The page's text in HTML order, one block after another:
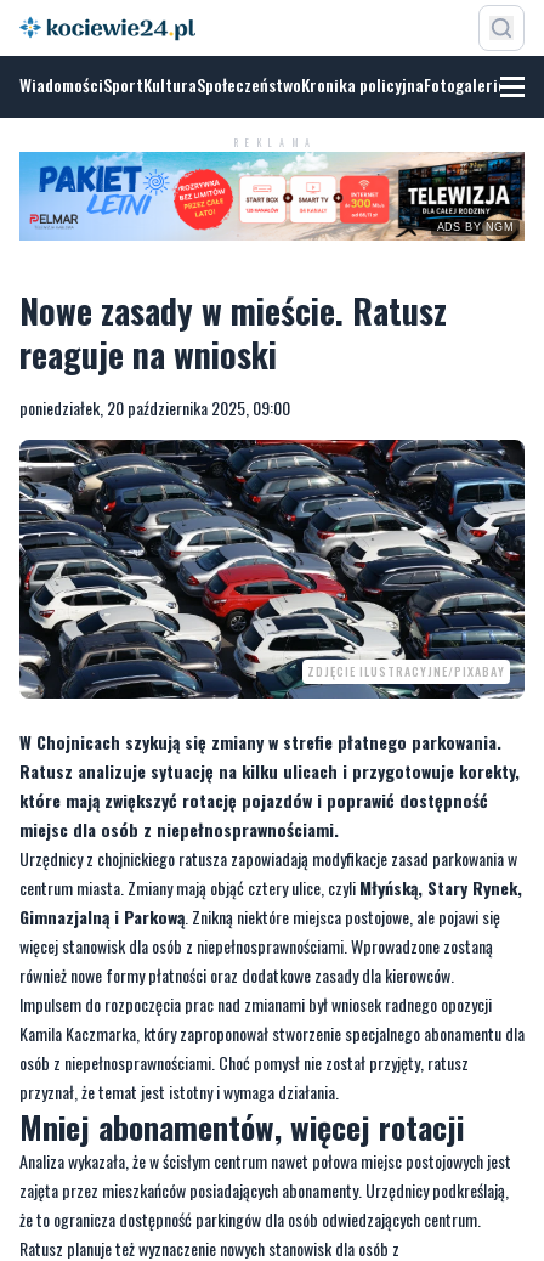
WiadomościSportKulturaSpołeczeństwoKronika policyjnaFotogalerie
REKLAMA
ADS BY NGM
Nowe zasady w mieście. Ratusz
reaguje na wnioski
poniedziałek, 20 października 2025, 09:00
ZDJĘCIE ILUSTRACYJNE/PIXABAY
W Chojnicach szykują się zmiany w strefie płatnego parkowania.
Ratusz analizuje sytuację na kilku ulicach i przygotowuje korekty,
które mają zwiększyć rotację pojazdów i poprawić dostępność
miejsc dla osób z niepełnosprawnościami.
Urzędnicy z chojnickiego ratusza zapowiadają modyfikacje zasad parkowania w
centrum miasta. Zmiany mają objąć cztery ulice, czyliMłyńską, Stary Rynek,
Gimnazjalną i Parkową. Znikną niektóre miejsca postojowe, ale pojawi się
więcej stanowisk dla osób z niepełnosprawnościami. Wprowadzone zostaną
również nowe formy płatności oraz dodatkowe zasady dla kierowców.
Impulsem do rozpoczęcia prac nad zmianami był wniosek radnego opozycji
Kamila Kaczmarka, który zaproponował stworzenie specjalnego abonamentu dla
osób z niepełnosprawnościami. Choć pomysł nie został przyjęty, ratusz
przyznał, że temat jest istotny i wymaga działania.
Mniej abonamentów, więcej rotacji
Analiza wykazała, że w ścisłym centrum nawet połowa miejsc postojowych jest
zajęta przez mieszkańców posiadających abonamenty. Urzędnicy podkreślają,
że to ogranicza dostępność parkingów dla osób odwiedzających centrum.
Ratusz planuje też wyznaczenie nowych stanowisk dla osób z